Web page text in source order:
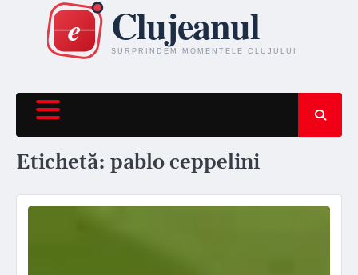
content
Etichetă: pablo ceppelini